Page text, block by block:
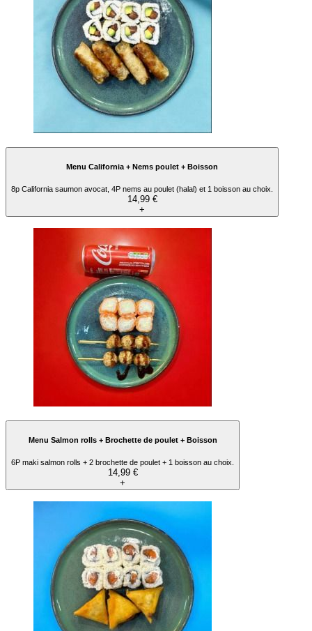
Menu California + Nems poulet + Boisson
8p California saumon avocat, 4P nems au poulet (halal) et 1 boisson au choix.
14,99 €
+
Menu Salmon rolls + Brochette de poulet + Boisson
6P maki salmon rolls + 2 brochette de poulet + 1 boisson au choix.
14,99 €
+